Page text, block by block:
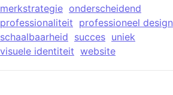
merkstrategie onderscheidend
professionaliteit professioneel design
schaalbaarheid succes uniek
visuele identiteit website